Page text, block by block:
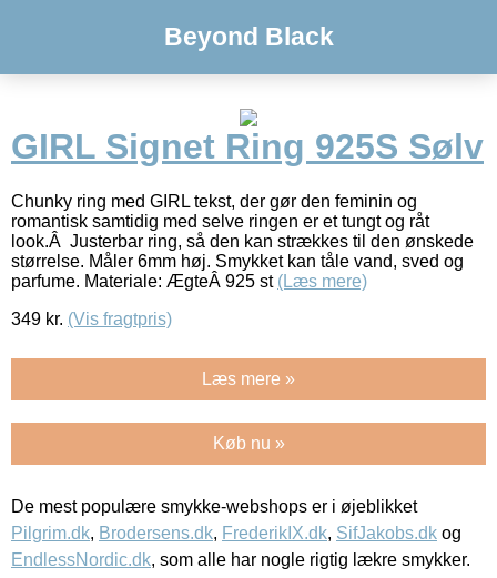
Beyond Black
GIRL Signet Ring 925S Sølv
Chunky ring med GIRL tekst, der gør den feminin og
romantisk samtidig med selve ringen er et tungt og råt
look.Â Justerbar ring, så den kan strækkes til den ønskede
størrelse. Måler 6mm høj. Smykket kan tåle vand, sved og
parfume. Materiale: ÆgteÂ 925 st (Læs mere)
349 kr. (Vis fragtpris)
Læs mere »
Køb nu »
De mest populære smykke-webshops er i øjeblikket
Pilgrim.dk, Brodersens.dk, FrederikIX.dk, SifJakobs.dk og
EndlessNordic.dk, som alle har nogle rigtig lækre smykker.